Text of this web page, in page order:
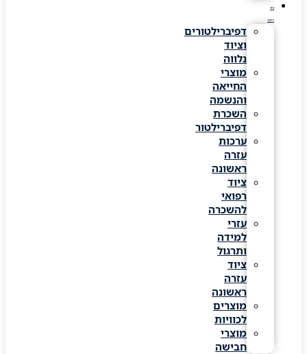
דפיברילטורים
נלווה
מוצרי
החייאה
והנשמה
השכרת
דפיברילטור
ערכות
עזרה
ראשונה
ציוד
רפואי
להשכרה
עזרי
למידה
ותרגול
ציוד
עזרה
ראשונה
מוצרים
לכוויות
מוצרי
חבישה